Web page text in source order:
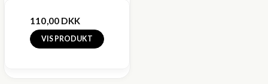
110,00 DKK
VIS PRODUKT